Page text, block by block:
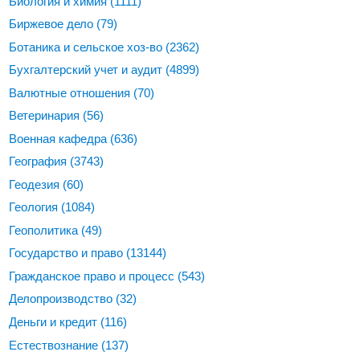
Биржевое дело (79)
Ботаника и сельское хоз-во (2362)
Бухгалтерский учет и аудит (4899)
Валютные отношения (70)
Ветеринария (56)
Военная кафедра (636)
География (3743)
Геодезия (60)
Геология (1084)
Геополитика (49)
Государство и право (13144)
Гражданское право и процесс (543)
Делопроизводство (32)
Деньги и кредит (116)
Естествознание (137)